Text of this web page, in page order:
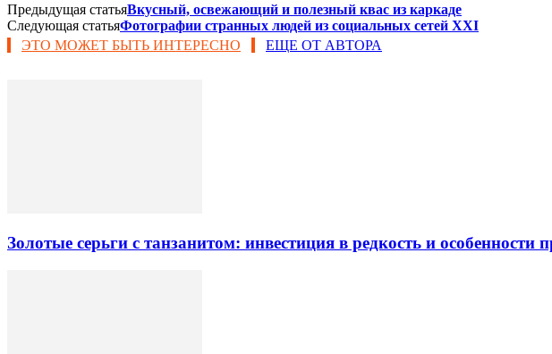
Предыдущая статьяВкусный, освежающий и полезный квас из каркаде
Следующая статьяФотографии странных людей из социальных сетей XXI
ЭТО МОЖЕТ БЫТЬ ИНТЕРЕСНО
ЕЩЕ ОТ АВТОРА
Золотые серьги с танзанитом: инвестиция в редкость и